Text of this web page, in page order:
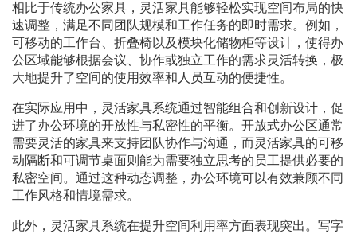
相比于传统办公家具，灵活家具能够轻松实现空间布局的快
速调整，满足不同团队规模和工作任务的即时需求。例如，
可移动的工作台、折叠椅以及模块化储物柜等设计，使得办
公区域能够根据会议、协作或独立工作的需求灵活转换，极
大地提升了空间的使用效率和人员互动的便捷性。
在实际应用中，灵活家具系统通过智能组合和创新设计，促
进了办公环境的开放性与私密性的平衡。开放式办公区通常
需要灵活的家具来支持团队协作与沟通，而灵活家具的可移
动隔断和可调节桌面则能为需要独立思考的员工提供必要的
私密空间。通过这种动态调整，办公环境可以有效兼顾不同
工作风格和情境需求。
此外，灵活家具系统在提升空间利用率方面表现突出。写字